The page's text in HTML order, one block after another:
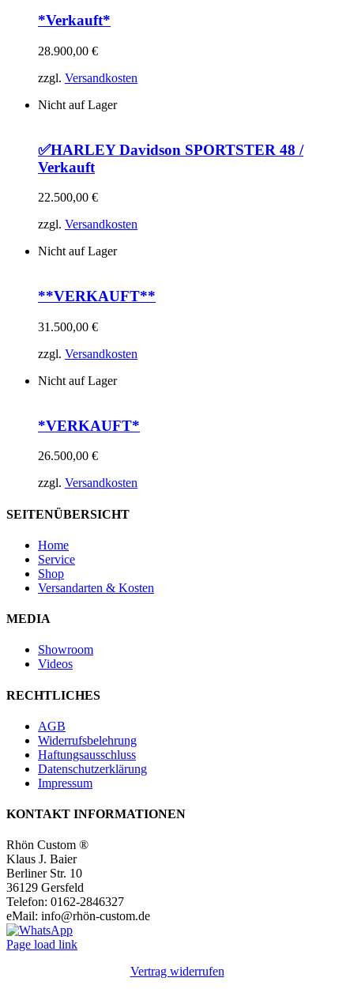
*Verkauft*
28.900,00 €
zzgl. Versandkosten
Nicht auf Lager
✅HARLEY Davidson SPORTSTER 48 /
Verkauft
22.500,00 €
zzgl. Versandkosten
Nicht auf Lager
**VERKAUFT**
31.500,00 €
zzgl. Versandkosten
Nicht auf Lager
*VERKAUFT*
26.500,00 €
zzgl. Versandkosten
SEITENÜBERSICHT
Home
Service
Shop
Versandarten & Kosten
MEDIA
Showroom
Videos
RECHTLICHES
AGB
Widerrufsbelehrung
Haftungsausschluss
Datenschutzerklärung
Impressum
KONTAKT INFORMATIONEN
Rhön Custom ®
Klaus J. Baier
Berliner Str. 10
36129 Gersfeld
Telefon: 0162-2846327
eMail: info@rhön-custom.de
Facebook
Instagram
YouTube
Page load link
Vertrag widerrufen